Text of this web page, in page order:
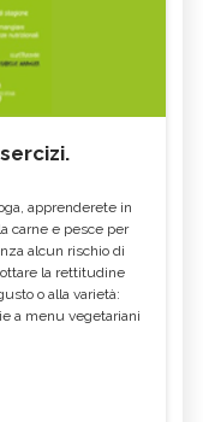
apprenderete in
carne e pesce per
alcun rischio di
la rettitudine
o alla varietà:
a menu vegetariani